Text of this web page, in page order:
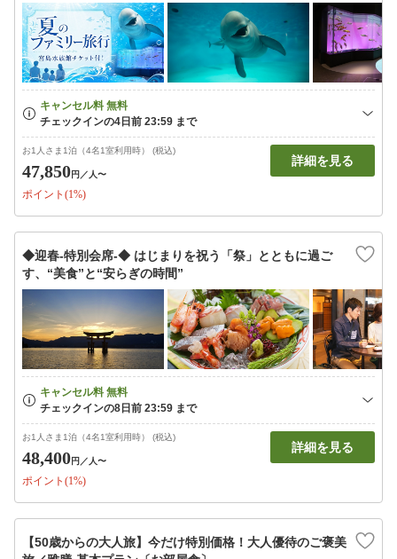
お1人さま1泊（4名1室利用時） (税込)
47,850円 ／人〜
ポイント(1%)
詳細を見る
◆迎春‐特別会席‐◆ はじまりを祝う「祭」とともに過ご
す、“美食”と“安らぎの時間”
お1人さま1泊（4名1室利用時） (税込)
48,400円 ／人〜
ポイント(1%)
詳細を見る
【50歳からの大人旅】今だけ特別価格！大人優待のご褒美